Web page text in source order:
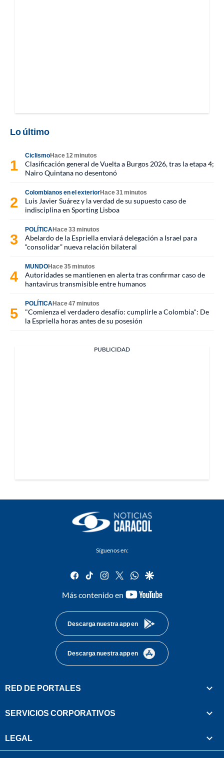
Lo último
CiclismoHace 12 minutos
Clasificación general de Vuelta a Burgos 2026, tras la etapa 4;
Nairo Quintana no desentonó
Colombianos en el exteriorHace 31 minutos
Luis Javier Suárez y la verdad de su supuesto caso de
indisciplina en Sporting Lisboa
POLÍTICAHace 33 minutos
Abelardo de la Espriella enviará delegación a Israel para
“consolidar” nueva relación bilateral
MUNDOHace 35 minutos
Autoridades se mantienen en alerta tras confirmar caso de
hantavirus transmisible entre humanos
POLÍTICAHace 47 minutos
"Comienza el verdadero desafío: cumplirle a Colombia": De
la Espriella horas antes de su posesión
PUBLICIDAD
Síguenos en:
facebook
tiktok instagram
twitterwhatsapp
google
Más contenido en
youtube-
Descarga nuestra app en
Descarga nuestra app en
RED DE PORTALES
SERVICIOS CORPORATIVOS
LEGAL